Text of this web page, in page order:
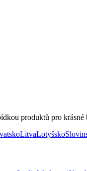
produktů pro krásné
LitvaLotyšsko